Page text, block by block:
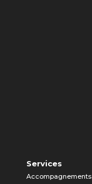
Services
Accompagnements